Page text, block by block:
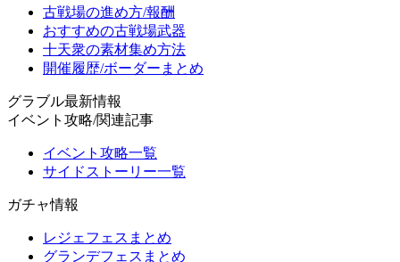
古戦場の進め方/報酬
おすすめの古戦場武器
十天衆の素材集め方法
開催履歴/ボーダーまとめ
グラブル最新情報
イベント攻略/関連記事
イベント攻略一覧
サイドストーリー一覧
ガチャ情報
レジェフェスまとめ
グランデフェスまとめ